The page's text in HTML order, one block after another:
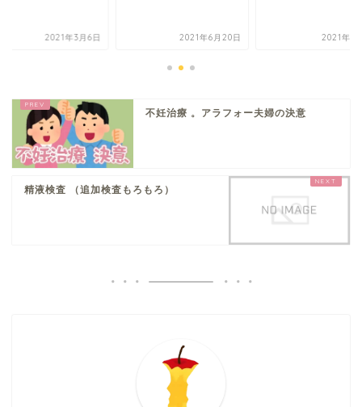
2021年3月6日 2021年6月20日 2021年1
不妊治療 。アラフォー夫婦の決意
精液検査 （追加検査もろもろ）